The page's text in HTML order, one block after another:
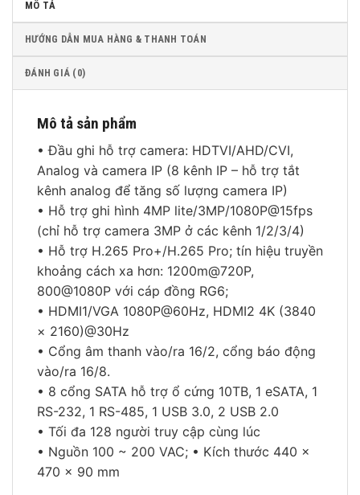
MÔ TẢ
HƯỚNG DẪN MUA HÀNG & THANH TOÁN
ĐÁNH GIÁ (0)
Mô tả sản phẩm
• Đầu ghi hỗ trợ camera: HDTVI/AHD/CVI,
Analog và camera IP (8 kênh IP – hỗ trợ tắt
kênh analog để tăng số lượng camera IP)
• Hỗ trợ ghi hình 4MP lite/3MP/1080P@15fps
(chỉ hỗ trợ camera 3MP ở các kênh 1/2/3/4)
• Hỗ trợ H.265 Pro+/H.265 Pro; tín hiệu truyền
khoảng cách xa hơn: 1200m@720P,
800@1080P với cáp đồng RG6;
• HDMI1/VGA 1080P@60Hz, HDMI2 4K (3840
× 2160)@30Hz
• Cổng âm thanh vào/ra 16/2, cổng báo động
vào/ra 16/8.
• 8 cổng SATA hỗ trợ ổ cứng 10TB, 1 eSATA, 1
RS-232, 1 RS-485, 1 USB 3.0, 2 USB 2.0
• Tối đa 128 người truy cập cùng lúc
• Nguồn 100 ~ 200 VAC; • Kích thước 440 ×
470 × 90 mm